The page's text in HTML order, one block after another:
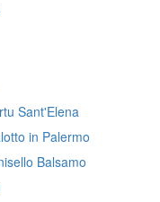
Sant'Elena
in Palermo
Balsamo